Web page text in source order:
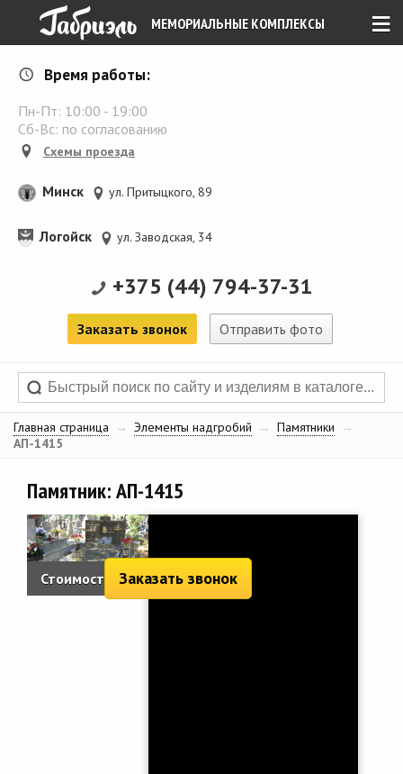
≡
МЕМОРИАЛЬНЫЕ КОМПЛЕКСЫ
Время работы:
Пн-Пт: 10:00 - 19:00
Сб-Вс: по согласованию
Схемы проезда
Минск ул. Притыцкого, 89
Логойск ул. Заводская, 34
+375 (44) 794-37-31
Заказать звонок Отправить фото
Главная страница → Элементы надгробий → Памятники
→
АП-1415
Памятник: АП-1415
Стоимость: 12 298 руб.
Заказать звонок